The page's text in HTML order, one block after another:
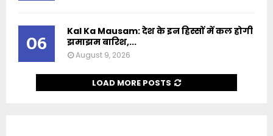
06
Kal Ka Mausam: देश के इन हिस्सों में कल होगी
झमाझम बारिश,...
August 9, 2026
LOAD MORE POSTS